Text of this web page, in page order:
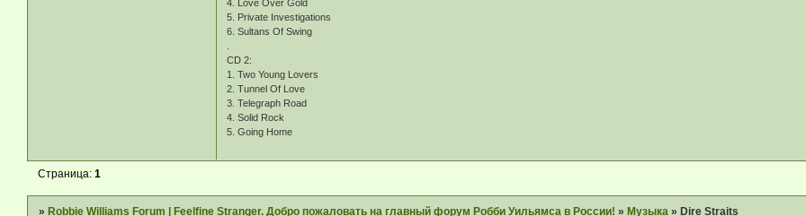
4. Love Over Gold
5. Private Investigations
6. Sultans Of Swing
CD 2:
1. Two Young Lovers
2. Tunnel Of Love
3. Telegraph Road
4. Solid Rock
5. Going Home
Страница:1
»Robbie Williams Forum | Feelfine Stranger. Добро пожаловать на главный форум Робби Уильямса в России! »Музыка »Dire Straits